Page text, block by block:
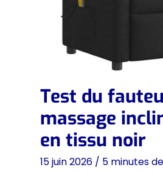
Test du
massage
en tissu noir
15 juin 2026 / 5 minutes